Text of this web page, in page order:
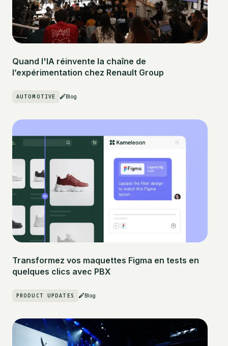
Quand l'IA réinvente la chaîne de
l’expérimentation chez Renault Group
AUTOMOTIVE Blog
Transformez vos maquettes Figma en tests en
quelques clics avec PBX
PRODUCT UPDATES Blog